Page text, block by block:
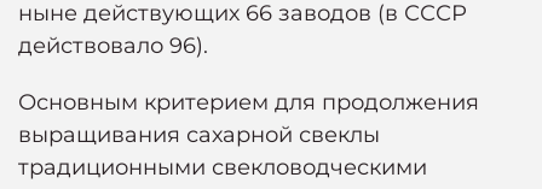
ныне действующих 66 заводов (в СССР
действовало 96).
Основным критерием для продолжения
выращивания сахарной свеклы
традиционными свекловодческими